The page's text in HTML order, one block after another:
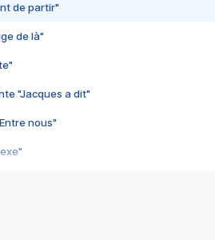
de partir"
de là"
"Jacques a dit"
nous"